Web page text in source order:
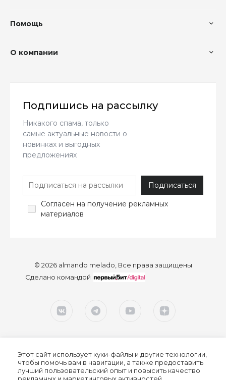
Помощь
О компании
Подпишись на рассылку
Никакого спама, только
самые актуальные новости о
новинках и выгодных
предложениях
Согласен на получение рекламных
материалов
© 2026 almando melado, Все права защищены
Сделано командой
Этот сайт использует куки-файлы и другие технологии,
чтобы помочь вам в навигации, а также предоставить
лучший пользовательский опыт и повысить качество